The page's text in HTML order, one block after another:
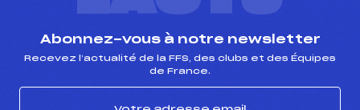
Abonnez-vous à notre newsletter
Recevez l’actualité de la FFS, des clubs et des Équipes
de France.